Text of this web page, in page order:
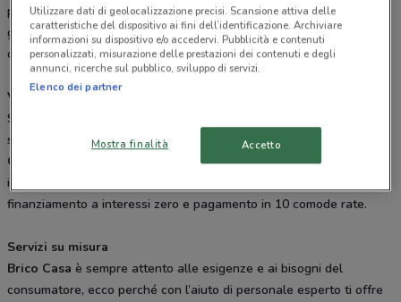
possono acquistare nei vari reparti di arredo bagno, legno,
giardinaggio, illuminazione, materiale elettrico, decorazione casa,
casalinghi e vernici.
Volantino Brico Casa
Se vuoi ristrutturare, rinnovare o decorare la tua casa, ogni mese
su DoveConviene pubblichiamo il nuovo
volantino Brico
Casa
. Libera la voglia di fare, così recita lo slogan del negozio, che
in offerta vende tantissimi prodotti a prezzi agevolati, con
finanziamento a interessi zero e pagamento in 10 comode rate.
Servizi su misura
Brico Casa è sempre attento alle esigenze e ai bisogni del
consumatore, ecco perché con l’aiuto di personale esperto ti offre
Utilizzare dati di geolocalizzazione precisi. Scansione attiva delle
caratteristiche del dispositivo ai fini dell’identificazione. Archiviare
informazioni su dispositivo e/o accedervi. Pubblicità e contenuti
personalizzati, misurazione delle prestazioni dei contenuti e degli
annunci, ricerche sul pubblico, sviluppo di servizi.
Elenco dei partner
Mostra finalità Accetto